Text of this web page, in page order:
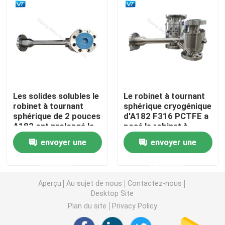
Robinet à tournant sphérique commandé par
L'acier au carbone a bridé robinet à tournant sphérique
Valve d'arrêt de secours
Robinet à tournant sphérique complètement soudé
robinet à tournant sphérique de flottement
Robinet à tournant sphérique monté par tourillon
Les solides solubles le
robinet à tournant
sphérique de 2 pouces
A182 ont prolongé la
tige pour la protection
contre l'incendie de
fissuration de gaz
envoyer une
Le robinet à tournant
sphérique cryogénique
d'A182 F316 PCTFE a
posé le robinet à
tournant sphérique
prolongé de capot
envoyer une
Aperçu Au sujet de nous
Contactez-nous
Desktop Site
Plan du site
Privacy Policy